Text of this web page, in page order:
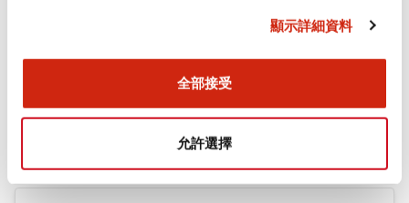
顯示詳細資料
全部接受
允許選擇